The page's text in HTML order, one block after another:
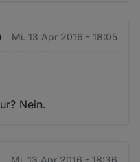
Mi. 13 Apr 2016 - 18:05
Nein.
Mi. 13 Apr 2016 - 18:36